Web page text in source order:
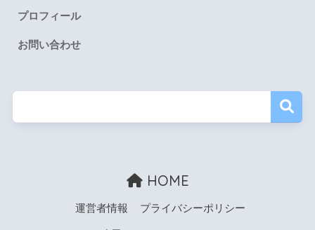
プロフィール
お問い合わせ
HOME
運営者情報 プライバシーポリシー